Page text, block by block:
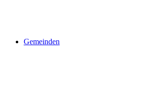
Gemeinden